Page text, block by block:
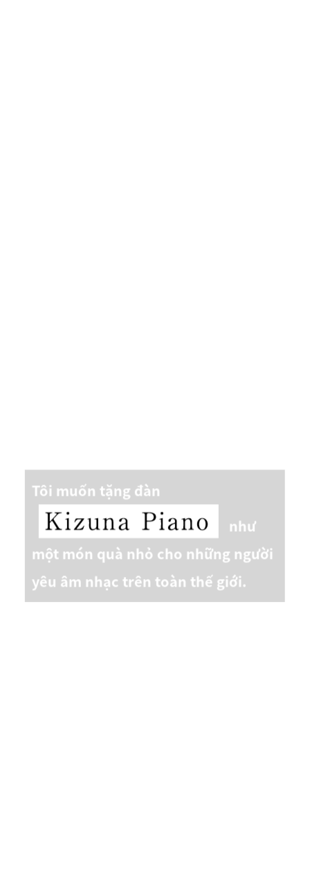
Tôi muốn tặng đàn
như
một món quà nhỏ cho những người
yêu âm nhạc trên toàn thế giới.